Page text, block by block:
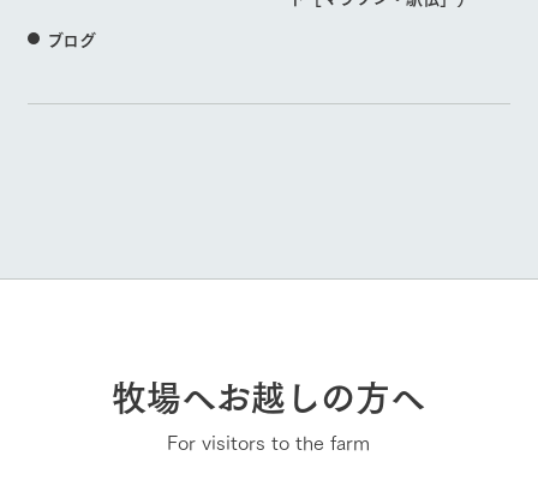
ブログ
牧場へお越しの方へ
For visitors to the farm